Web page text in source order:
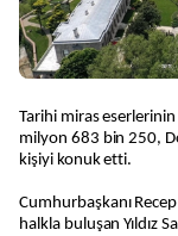
Tarihi miras eserlerinin
milyon 683 bin 250,
kişiyi konuk etti.
Cumhurbaşkanı
halkla buluşan Yıldız